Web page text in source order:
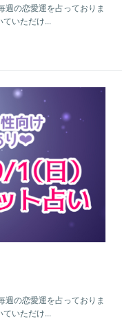
週の恋愛運を占っておりま
いただけ...
週の恋愛運を占っておりま
いただけ...